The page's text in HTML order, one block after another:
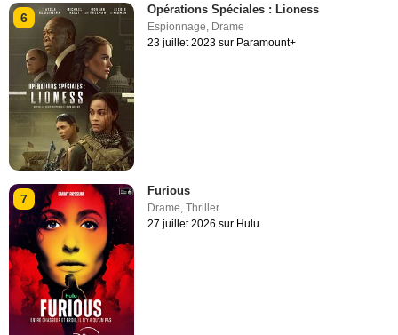
6
Opérations Spéciales : Lioness
Espionnage, Drame
23 juillet 2023 sur Paramount+
7
Furious
Drame ,Thriller
27 juillet 2026 sur Hulu